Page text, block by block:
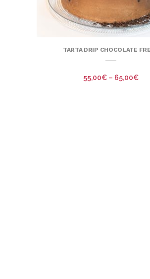
TARTA DRIP CHOCOLATE
55,00€ – 65,00€